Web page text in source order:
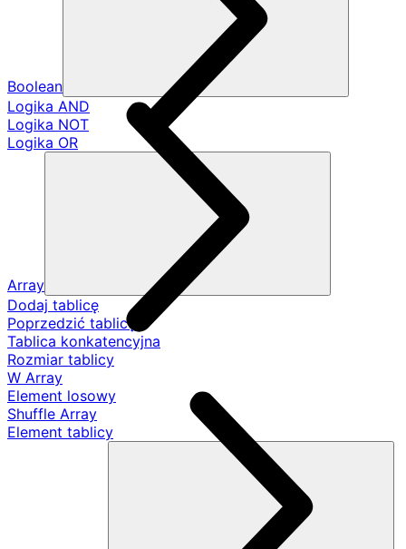
Boolean
Logika AND
Logika NOT
Logika OR
Array
Dodaj tablicę
Poprzedzić tablicę
Tablica konkatencyjna
Rozmiar tablicy
W Array
Element losowy
Shuffle Array
Element tablicy